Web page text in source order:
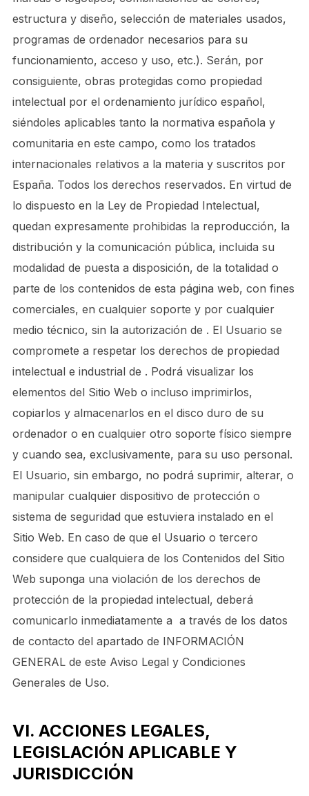
estructura y diseño, selección de materiales usados,
programas de ordenador necesarios para su
funcionamiento, acceso y uso, etc.). Serán, por
consiguiente, obras protegidas como propiedad
intelectual por el ordenamiento jurídico español,
siéndoles aplicables tanto la normativa española y
comunitaria en este campo, como los tratados
internacionales relativos a la materia y suscritos por
España. Todos los derechos reservados. En virtud de
lo dispuesto en la Ley de Propiedad Intelectual,
quedan expresamente prohibidas la reproducción, la
distribución y la comunicación pública, incluida su
modalidad de puesta a disposición, de la totalidad o
parte de los contenidos de esta página web, con fines
comerciales, en cualquier soporte y por cualquier
medio técnico, sin la autorización de . El Usuario se
compromete a respetar los derechos de propiedad
intelectual e industrial de . Podrá visualizar los
elementos del Sitio Web o incluso imprimirlos,
copiarlos y almacenarlos en el disco duro de su
ordenador o en cualquier otro soporte físico siempre
y cuando sea, exclusivamente, para su uso personal.
El Usuario, sin embargo, no podrá suprimir, alterar, o
manipular cualquier dispositivo de protección o
sistema de seguridad que estuviera instalado en el
Sitio Web. En caso de que el Usuario o tercero
considere que cualquiera de los Contenidos del Sitio
Web suponga una violación de los derechos de
protección de la propiedad intelectual, deberá
comunicarlo inmediatamente a a través de los datos
de contacto del apartado de INFORMACIÓN
GENERAL de este Aviso Legal y Condiciones
Generales de Uso.
VI. ACCIONES LEGALES,
LEGISLACIÓN APLICABLE Y
JURISDICCIÓN